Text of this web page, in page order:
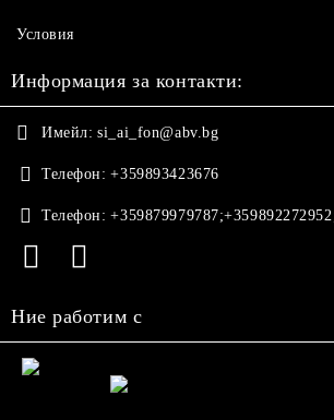
Условия
Информация за контакти:
Имейл: si_ai_fon@abv.bg
Телефон: +359893423676
Телефон:
Ние работим с